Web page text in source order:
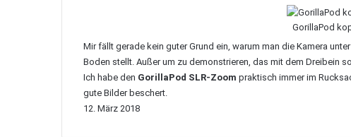
GorillaPod
Mir fällt gerade kein guter Grund ein, warum man die Kamera
Boden stellt. Außer um zu demonstrieren, das mit dem Dreibein
Ich habe den GorillaPod SLR-Zoom praktisch immer im
gute Bilder beschert.
12. März 2018